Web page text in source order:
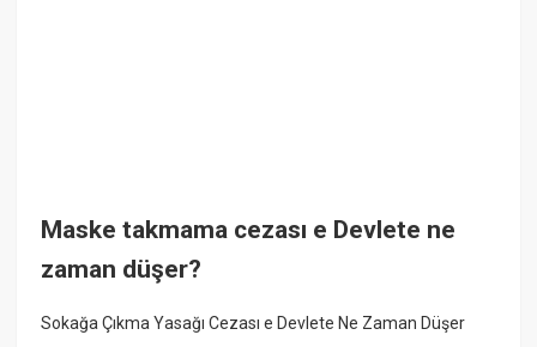
Maske takmama cezası e Devlete ne
zaman düşer?
Sokağa Çıkma Yasağı Cezası e Devlete Ne Zaman Düşer